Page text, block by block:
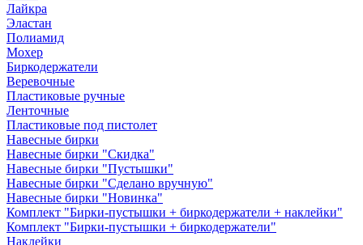
Лайкра
Эластан
Полиамид
Мохер
Биркодержатели
Веревочные
Пластиковые ручные
Ленточные
Пластиковые под пистолет
Навесные бирки
Навесные бирки "Скидка"
Навесные бирки "Пустышки"
Навесные бирки "Сделано вручную"
Навесные бирки "Новинка"
Комплект "Бирки-пустышки + биркодержатели + наклейки"
Комплект "Бирки-пустышки + биркодержатели"
Наклейки